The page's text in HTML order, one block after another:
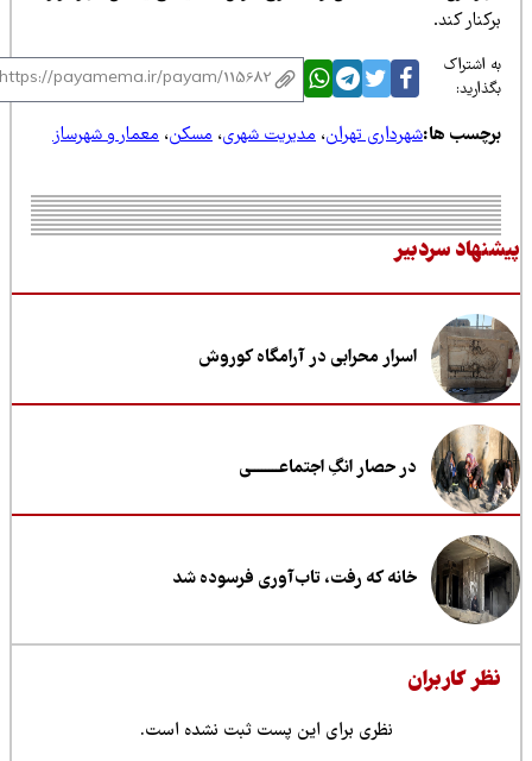
کند.
اشتراک
ها:شهرداری تهران،مدیریت شهری،مسکن،معمار و شهرساز
سردبیر
اسرار محرابی در آرامگاه کوروش
در حصار انگِ اجتماعــــــــی
خانه که رفت، تاب‌آوری فرسوده شد
کاربران
نظری برای این پست ثبت نشده است.